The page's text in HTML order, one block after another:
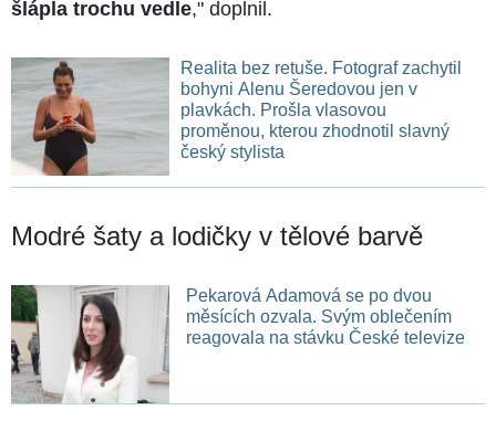
šlápla trochu vedle," doplnil.
Realita bez retuše. Fotograf zachytil
bohyni Alenu Šeredovou jen v
plavkách. Prošla vlasovou
proměnou, kterou zhodnotil slavný
český stylista
Modré šaty a lodičky v tělové barvě
Pekarová Adamová se po dvou
měsících ozvala. Svým oblečením
reagovala na stávku České televize